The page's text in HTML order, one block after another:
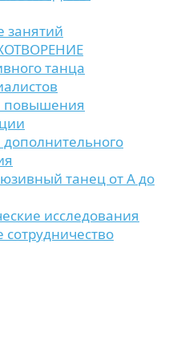
занятий
танца
повышения
танец от А до
исследования